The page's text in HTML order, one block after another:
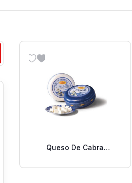
Queso De Cabra
por Libra.